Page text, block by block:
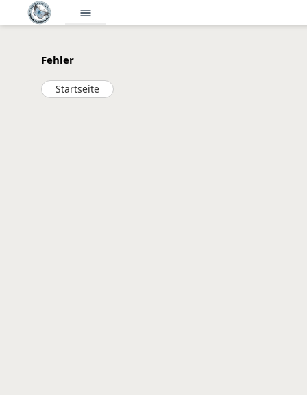
menu
Fehler
Startseite